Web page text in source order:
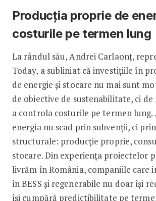
Producția proprie de
costurile pe termen lung
La rândul său, Andrei Carlaonț,
Today, a subliniat că investițiile în
de energie și stocare nu mai sunt
de obiective de sustenabilitate, ci de
a controla costurile pe termen lung.
energia nu scad prin subvenții, ci
structurale: producție proprie,
stocare. Din experiența proiectelor
livrăm în România, companiile care
în BESS și regenerabile nu doar își
își cumpără predictibilitate pe